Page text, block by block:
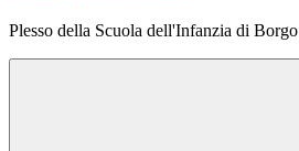
Plesso della Scuola dell'Infanzia di